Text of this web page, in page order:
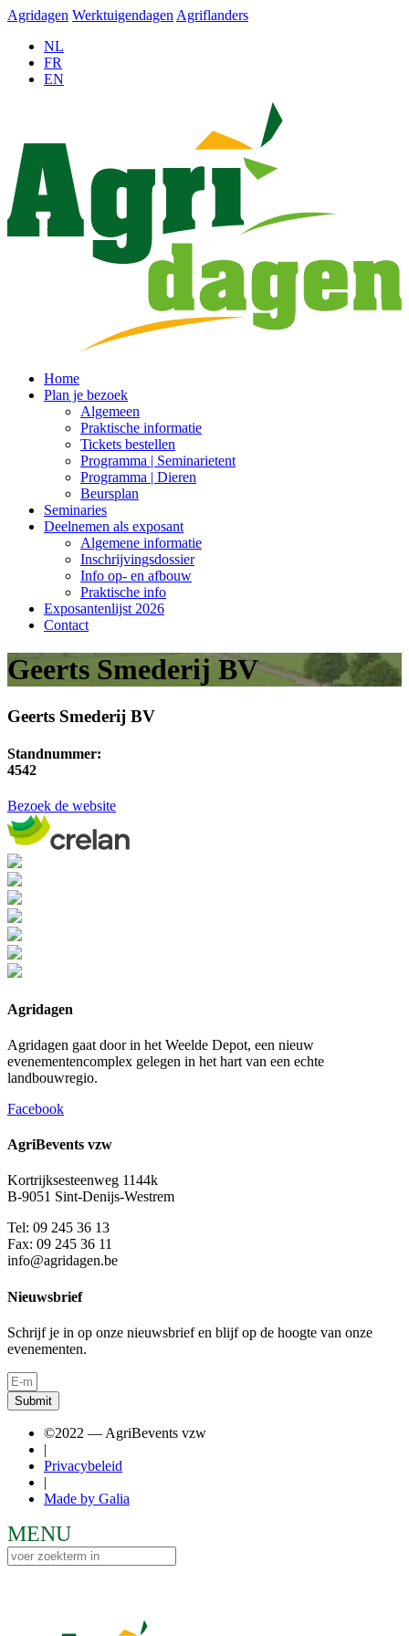
Agridagen Werktuigendagen Agriflanders
NL
FR
EN
Home
Plan je bezoek
Algemeen
Praktische informatie
Tickets bestellen
Programma | Seminarietent
Programma | Dieren
Beursplan
Seminaries
Deelnemen als exposant
Algemene informatie
Inschrijvingsdossier
Info op- en afbouw
Praktische info
Exposantenlijst 2026
Contact
Geerts Smederij BV
Geerts Smederij BV
Standnummer:
4542
Bezoek de website
Agridagen
Agridagen gaat door in het Weelde Depot, een nieuw
evenementencomplex gelegen in het hart van een echte
landbouwregio.
Facebook
AgriBevents vzw
Kortrijksesteenweg 1144k
B-9051 Sint-Denijs-Westrem
Tel: 09 245 36 13
Fax: 09 245 36 11
info@agridagen.be
Nieuwsbrief
Schrijf je in op onze nieuwsbrief en blijf op de hoogte van onze
evenementen.
Submit
©2022 — AgriBevents vzw
|
Privacybeleid
|
Made by Galia